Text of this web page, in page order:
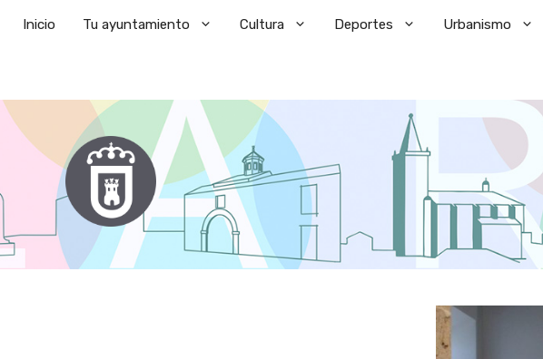
Inicio Tu ayuntamiento Cultura Deportes Urbanismo